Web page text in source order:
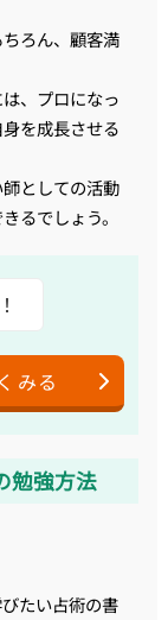
ろん、顧客満
、プロになっ
を成長させる
としての活動
るでしょう。
みる
勉強方法
たい占術の書